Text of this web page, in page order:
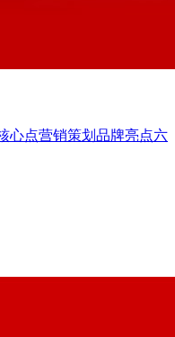
心点营销策划 品牌亮点六